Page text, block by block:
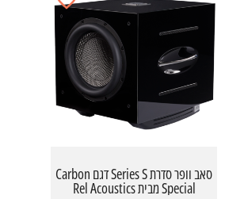
סאב וופר סדרת Series S דגם Carbon
Special מבית Rel Acoustics